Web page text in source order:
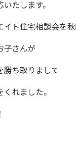
たします。
イト住宅相談会を
子さんが
勝ち取りまして
れました。